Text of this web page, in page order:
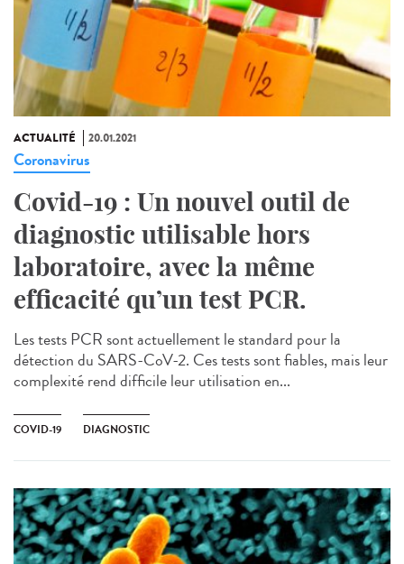
ACTUALITÉ 20.01.2021
Coronavirus
Covid-19 : Un nouvel outil de
diagnostic utilisable hors
laboratoire, avec la même
efficacité qu’un test PCR.
Les tests PCR sont actuellement le standard pour la
détection du SARS-CoV-2. Ces tests sont fiables, mais leur
complexité rend difficile leur utilisation en...
COVID-19 DIAGNOSTIC